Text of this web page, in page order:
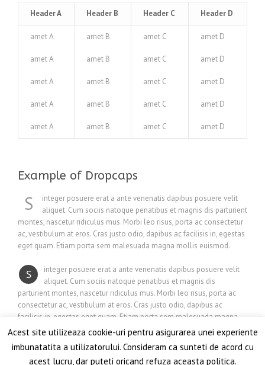
Header A Header B Header C Header D
amet A amet B amet C amet D
amet A amet B amet C amet D
amet A amet B amet C amet D
amet A amet B amet C amet D
amet A amet B amet C amet D
Example of Dropcaps
S
integer posuere erat a ante venenatis dapibus posuere velit
aliquet. Cum sociis natoque penatibus et magnis dis parturient
montes, nascetur ridiculus mus. Morbi leo risus, porta ac consectetur
ac, vestibulum at eros. Cras justo odio, dapibus ac facilisis in, egestas
eget quam. Etiam porta sem malesuada magna mollis euismod.
S
integer posuere erat a ante venenatis dapibus posuere velit
aliquet. Cum sociis natoque penatibus et magnis dis
parturient montes, nascetur ridiculus mus. Morbi leo risus, porta ac
consectetur ac, vestibulum at eros. Cras justo odio, dapibus ac
facilisis in, egestas eget quam. Etiam porta sem malesuada magna
mollis euismod.
Acest site utilizeaza cookie-uri pentru asigurarea unei experiente
imbunatatita a utilizatorului. Consideram ca sunteti de acord cu
acest lucru, dar puteti oricand refuza aceasta politica.